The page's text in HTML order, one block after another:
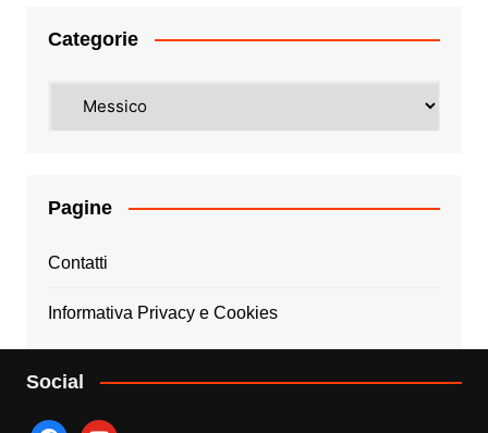
Categorie
Pagine
Contatti
Informativa Privacy e Cookies
Social